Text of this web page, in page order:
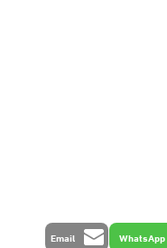
WhatsApp
Email